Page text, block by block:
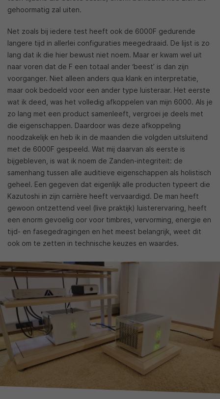
gehoormatig zal uiten.
Net zoals bij iedere test heeft ook de 6000F gedurende
langere tijd in allerlei configuraties meegedraaid. De lijst is zo
lang dat ik die hier bewust niet noem. Maar er kwam wel uit
naar voren dat de F een totaal ander ‘beest’ is dan zijn
voorganger. Niet alleen anders qua klank en interpretatie,
maar ook bedoeld voor een ander type luisteraar. Het eerste
wat ik deed, was het volledig afkoppelen van mijn 6000. Als je
zo lang met een product samenleeft, vergroei je deels met
die eigenschappen. Daardoor was deze afkoppeling
noodzakelijk en heb ik in de maanden die volgden uitsluitend
met de 6000F gespeeld. Wat mij daarvan als eerste is
bijgebleven, is wat ik noem de Zanden-integriteit: de
samenhang tussen alle auditieve eigenschappen als holistisch
geheel. Een gegeven dat eigenlijk alle producten typeert die
Kazutoshi in zijn carrière heeft vervaardigd. De man heeft
gewoon ontzettend veel (live praktijk) luisterervaring, heeft
een enorm gevoelig oor voor timbres, vervorming, energie en
tijd- en fasegedragingen en het meest belangrijk, weet dit
ook om te zetten in technische keuzes en waardes.